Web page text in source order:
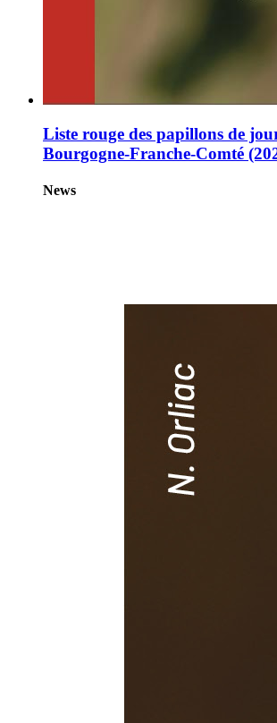
Liste rouge des papillons de
Bourgogne-Franche-Comté
News